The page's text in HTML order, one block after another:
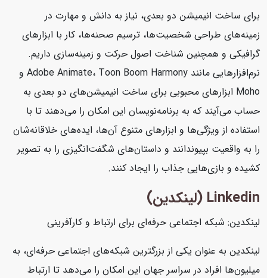
برای ساخت انیمیشن دو بعدی، نیاز به دانش و مهارت در
زمینه‌های طراحی شخصیت‌ها، ترسیم صحنه‌ها، کار با ابزارهای
گرافیکی و همچنین شناخت اصول حرکت و زمینه‌سازی داریم.
نرم‌افزارهایی مانند Adobe Animate، Toon Boom Harmony و
Moho ابزارهای محبوبی برای ساخت انیمیشن‌های دو بعدی به
حساب می‌آیند که به برنامه‌نویسان این امکان را می‌دهند تا با
استفاده از ویژگی‌ها و ابزارهای متنوع آن‌ها، ایده‌های خلاقانه‌شان
را به واقعیت بپیوندانند و داستان‌های شگفت‌انگیزی را به تصویر
کشیده و بازی‌هایی جذاب را ایجاد کنند.
Linkedin (لینکدین)
لینکدین: شبکه اجتماعی حرفه‌ای برای ارتباط و کارآفرینی
لینکدین به عنوان یکی از بزرگترین شبکه‌های اجتماعی حرفه‌ای، به
میلیون‌ها افراد در سراسر جهان این امکان را می‌دهد تا ارتباط